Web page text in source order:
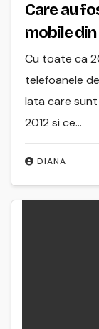
Care au
mobile din
DIANA
Cu toate ca
telefoanele
Iata care
2012 si ce…